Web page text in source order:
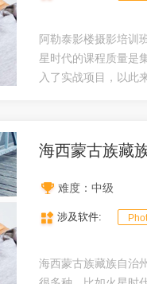
阿勒泰影楼摄影培训
星时代的课程质量是
入了实战项目，以此
海西蒙古族藏
难度：中级
涉及软件:
海西蒙古族藏族自治